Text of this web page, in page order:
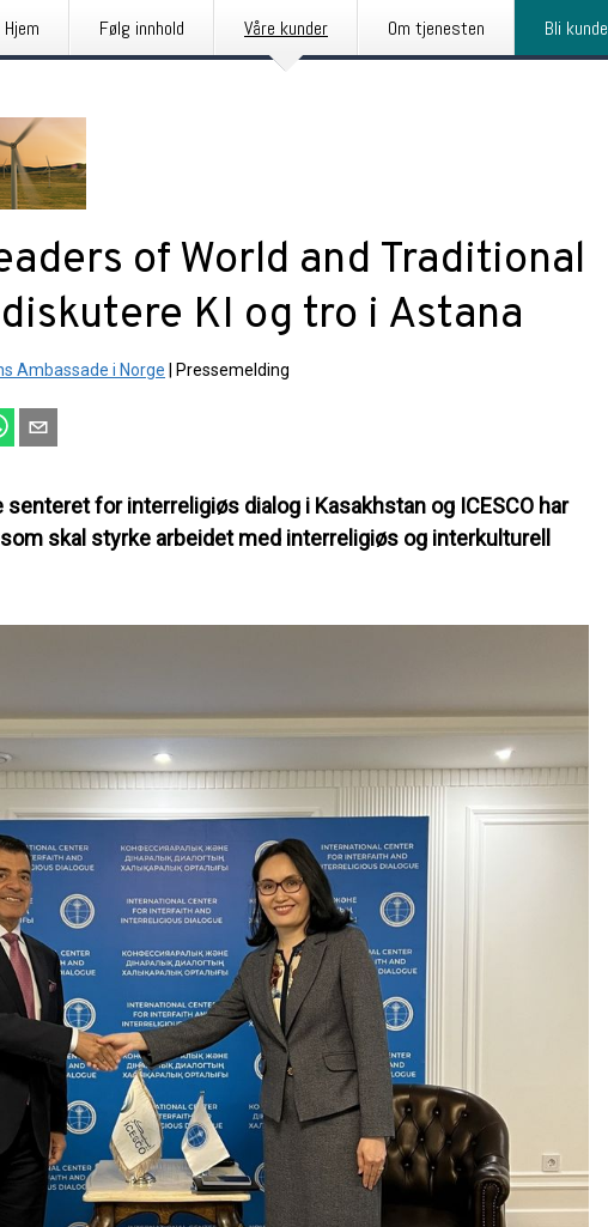
Hjem Følg innhold Våre kunder Om tjenesten Bli kunde
of World and Traditional
KI og tro i Astana
Ambassade i Norge Pressemelding
for interreligiøs dialog i Kasakhstan og ICESCO har
skal styrke arbeidet med interreligiøs og interkulturell